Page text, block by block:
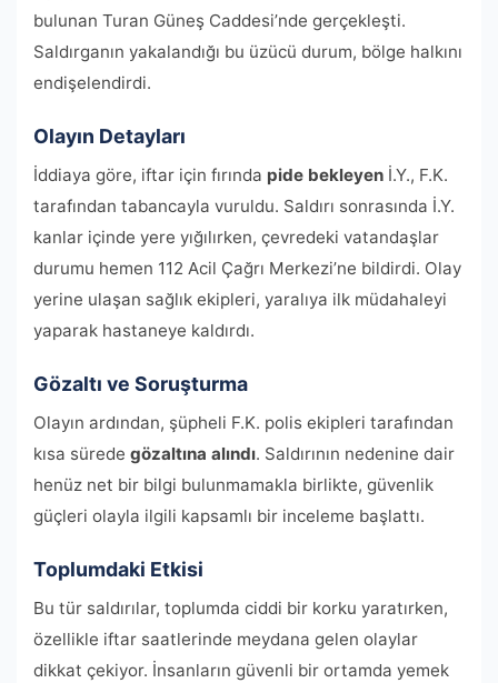
bulunan Turan Güneş Caddesi’nde gerçekleşti.
Saldırganın yakalandığı bu üzücü durum, bölge halkını
endişelendirdi.
Olayın Detayları
İddiaya göre, iftar için fırında pide bekleyen İ.Y., F.K.
tarafından tabancayla vuruldu. Saldırı sonrasında İ.Y.
kanlar içinde yere yığılırken, çevredeki vatandaşlar
durumu hemen 112 Acil Çağrı Merkezi’ne bildirdi. Olay
yerine ulaşan sağlık ekipleri, yaralıya ilk müdahaleyi
yaparak hastaneye kaldırdı.
Gözaltı ve Soruşturma
Olayın ardından, şüpheli F.K. polis ekipleri tarafından
kısa sürede gözaltına alındı. Saldırının nedenine dair
henüz net bir bilgi bulunmamakla birlikte, güvenlik
güçleri olayla ilgili kapsamlı bir inceleme başlattı.
Toplumdaki Etkisi
Bu tür saldırılar, toplumda ciddi bir korku yaratırken,
özellikle iftar saatlerinde meydana gelen olaylar
dikkat çekiyor. İnsanların güvenli bir ortamda yemek